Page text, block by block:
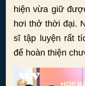
hiện vừa giữ
hơi thở thời đại.
sĩ tập luyện rất
để hoàn thiện